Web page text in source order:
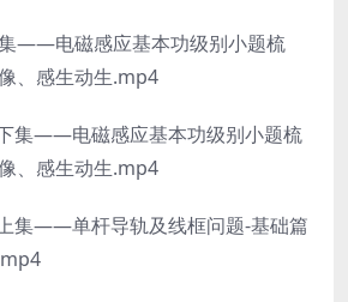
——电磁感应基本功级别小题梳
、感生动生.mp4
集——电磁感应基本功级别小题梳
、感生动生.mp4
集——单杆导轨及线框问题-基础篇